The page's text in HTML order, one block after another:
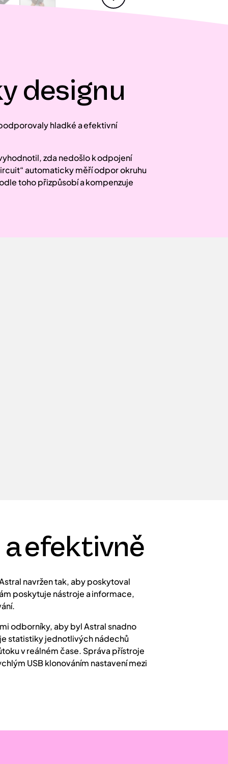
designu
hladké a efektivní
zda nedošlo k odpojení
automaticky měří odpor okruhu
toho přizpůsobí a kompenzuje
efektivně
navržen tak, aby poskytoval
poskytuje nástroje a informace,
odborníky, aby byl Astral snadno
statistiky jednotlivých nádechů
v reálném čase. Správa přístroje
USB klonováním nastavení mezi